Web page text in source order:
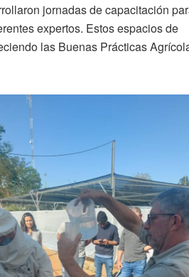
jornadas de capacitación
expertos. Estos espacios de
las Buenas Prácticas